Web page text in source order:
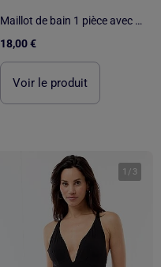
Maillot de bain 1 pièce avec bijou coquillage
18,00 €
Voir le produit
1 / 3